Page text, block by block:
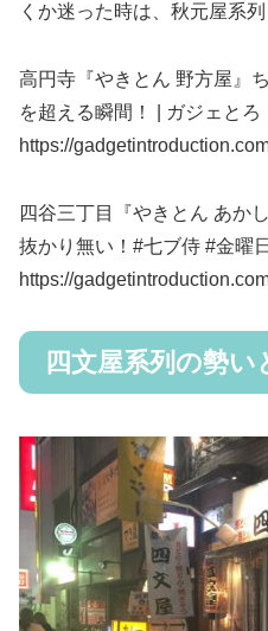
くか迷った時は、秋元屋系
高円寺『やきとん 野方屋』
を超える瞬間！ | ガジェとろ
https://
四谷三丁目『やきとん あか
抜かり無い！#七ブ侍 #金曜
https://
四文屋系列の勢